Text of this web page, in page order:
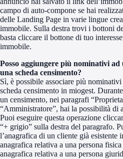
campo di auto-compone se hai
delle Landing Page in varie lingue
immobile. Sulla destra trovi i bottoni
basta cliccare il bottone di tuo
immobile.
Posso aggiungere più nominativi ad
una scheda censimento?
Sì, è possibile associare più
scheda censimento in miogest.
un censimento, nei paragrafi
“Amministratore”, hai la possibilità di
Puoi eseguire questa operazione
“+ grigio” sulla destra del paragrafo.
l’anagrafica di un cliente già esistente
anagrafica relativa a una persona
anagrafica relativa a una persona